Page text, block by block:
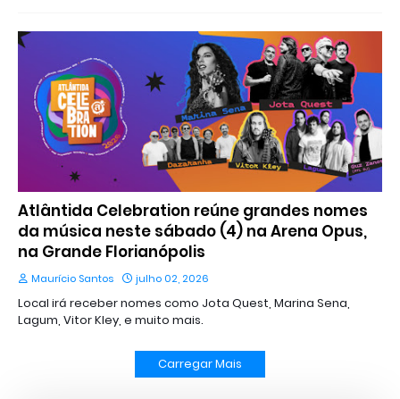
Atlântida Celebration reúne grandes nomes
da música neste sábado (4) na Arena Opus,
na Grande Florianópolis
Maurício Santos julho 02, 2026
Local irá receber nomes como Jota Quest, Marina Sena,
Lagum, Vitor Kley, e muito mais.
Carregar Mais